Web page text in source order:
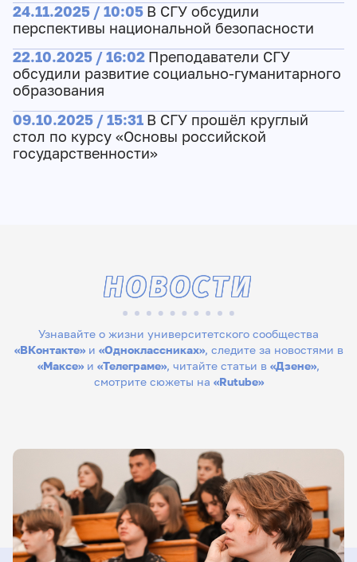
24.11.2025 / 10:05 В СГУ обсудили
перспективы национальной безопасности
22.10.2025 / 16:02 Преподаватели СГУ
обсудили развитие социально-гуманитарного
образования
09.10.2025 / 15:31 В СГУ прошёл круглый
стол по курсу «Основы российской
государственности»
Узнавайте о жизни университетского сообщества
«ВКонтакте»и «Одноклассниках», следите за новостями в
«Максе» и «Телеграме», читайте статьи в «Дзене»,
смотрите сюжеты на «Rutube»
НОВОСТИ